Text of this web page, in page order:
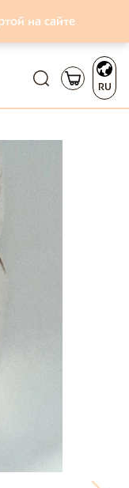
на сайте
RU